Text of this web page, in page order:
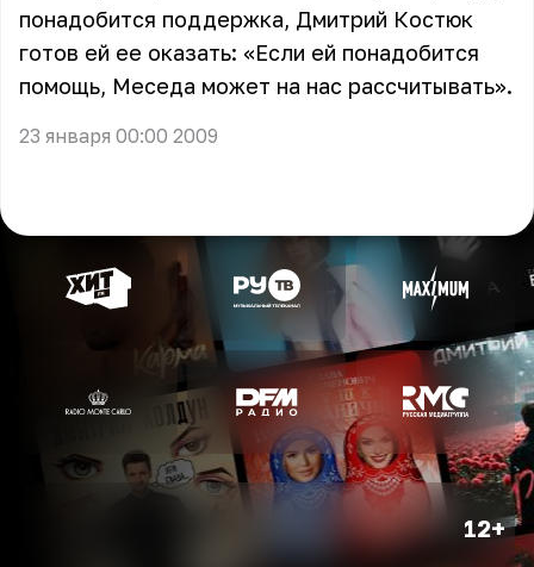
понадобится поддержка, Дмитрий Костюк
готов ей ее оказать: «Если ей понадобится
помощь, Меседа может на нас рассчитывать».
23 января 00:00 2009
12+